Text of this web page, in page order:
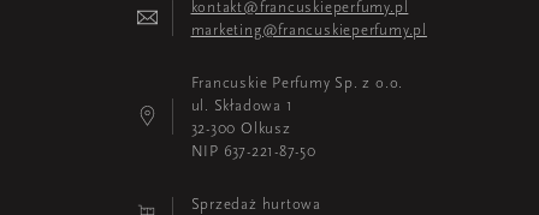
kontakt@francuskieperfumy.pl
marketing@francuskieperfumy.pl
Francuskie Perfumy Sp. z o.o.
ul. Składowa 1
32-300 Olkusz
NIP 637-221-87-50
Sprzedaż hurtowa